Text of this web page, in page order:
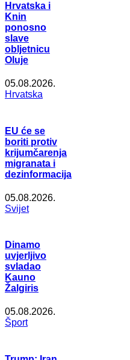
Hrvatska i
Knin
ponosno
slave
obljetnicu
Oluje
05.08.2026.
Hrvatska
EU će se
boriti protiv
krijumčarenja
migranata i
dezinformacija
05.08.2026.
Svijet
Dinamo
uvjerljivo
svladao
Kauno
Žalgiris
05.08.2026.
Šport